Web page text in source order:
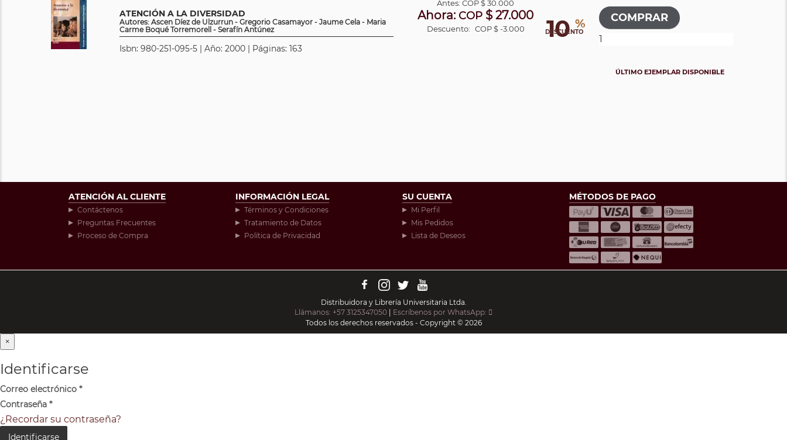
ATENCIÓN A LA DIVERSIDAD
Autores: Ascen Díez de Ulzurrun - Gregorio Casamayor - Jaume Cela - Maria
Carme Boqué Torremorell - Serafín Antúnez
Isbn: 980-251-095-5 | Año: 2000 | Páginas: 163
10 %
DESCUENTO
Antes:COP$ 30.000
Ahora: COP $ 27.000
Descuento: COP $ -3.000
ÚLTIMO EJEMPLAR DISPONIBLE
ATENCIÓN AL CLIENTE
Contáctenos
Preguntas Frecuentes
Proceso de Compra
INFORMACIÓN LEGAL
Términos y Condiciones
Tratamiento de Datos
Política de Privacidad
SU CUENTA
Mi Perfil
Mis Pedidos
Lista de Deseos
MÉTODOS DE PAGO
Distribuidora y Librería Universitaria Ltda.
Llámanos: +57 3125347050
Escríbenos por WhatsApp:
Todos los derechos reservados - Copyright © 2026
×
Identificarse
Correo electrónico *
Contraseña *
¿Recordar su contraseña?
Identificarse